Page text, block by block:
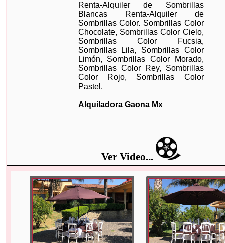
Renta-Alquiler de Sombrillas
Blancas Renta-Alquiler de
Sombrillas Color. Sombrillas Color
Chocolate, Sombrillas Color Cielo,
Sombrillas Color Fucsia,
Sombrillas Lila, Sombrillas Color
Limón, Sombrillas Color Morado,
Sombrillas Color Rey, Sombrillas
Color Rojo, Sombrillas Color
Pastel.
Alquiladora Gaona Mx
Ver Video...